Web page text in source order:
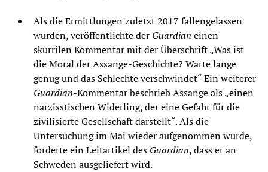
Als die Ermittlungen zuletzt 2017 fallengelassen
wurden, veröffentlichte der Guardian einen
skurrilen Kommentar mit der Überschrift „Was ist
die Moral der Assange-Geschichte? Warte lange
genug und das Schlechte verschwindet“ Ein weiterer
Guardian-Kommentar beschrieb Assange als „einen
narzisstischen Widerling, der eine Gefahr für die
zivilisierte Gesellschaft darstellt“. Als die
Untersuchung im Mai wieder aufgenommen wurde,
forderte ein Leitartikel des Guardian, dass er an
Schweden ausgeliefert wird.